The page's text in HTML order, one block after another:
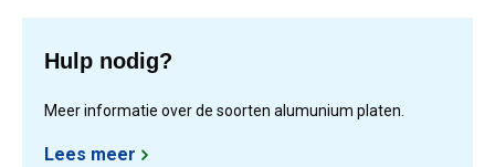
Hulp nodig?
Meer informatie over de soorten alumunium platen.
Lees meer